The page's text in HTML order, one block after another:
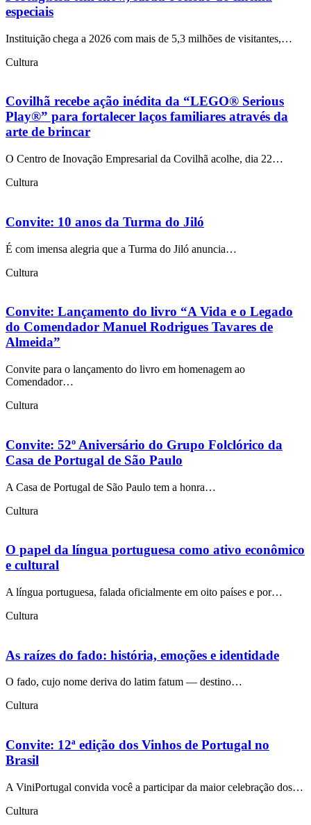
especiais
Instituição chega a 2026 com mais de 5,3 milhões de visitantes,…
Cultura
Covilhã recebe ação inédita da “LEGO® Serious
Play®” para fortalecer laços familiares através da
arte de brincar
O Centro de Inovação Empresarial da Covilhã acolhe, dia 22…
Cultura
Convite: 10 anos da Turma do Jiló
É com imensa alegria que a Turma do Jiló anuncia…
Cultura
Convite: Lançamento do livro “A Vida e o Legado
do Comendador Manuel Rodrigues Tavares de
Almeida”
Convite para o lançamento do livro em homenagem ao
Comendador…
Cultura
Convite: 52º Aniversário do Grupo Folclórico da
Casa de Portugal de São Paulo
A Casa de Portugal de São Paulo tem a honra…
Cultura
O papel da língua portuguesa como ativo econômico
e cultural
A língua portuguesa, falada oficialmente em oito países e por…
Cultura
As raízes do fado: história, emoções e identidade
O fado, cujo nome deriva do latim fatum — destino…
Cultura
Convite: 12ª edição dos Vinhos de Portugal no
Brasil
A ViniPortugal convida você a participar da maior celebração dos…
Cultura